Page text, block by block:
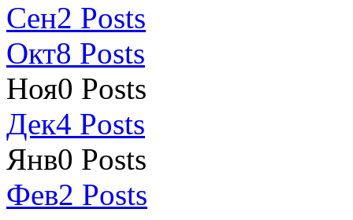
Сен2 Posts
Окт8 Posts
Ноя0 Posts
Дек4 Posts
Янв0 Posts
Фев2 Posts